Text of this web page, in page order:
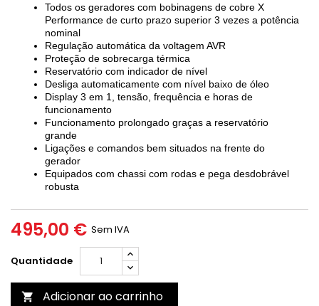
Todos os geradores com bobinagens de cobre X
Performance de curto prazo superior 3 vezes a potência
nominal
Regulação automática da voltagem AVR
Proteção de sobrecarga térmica
Reservatório com indicador de nível
Desliga automaticamente com nível baixo de óleo
Display 3 em 1, tensão, frequência e horas de
funcionamento
Funcionamento prolongado graças a reservatório
grande
Ligações e comandos bem situados na frente do
gerador
Equipados com chassi com rodas e pega desdobrável
robusta
495,00 € Sem IVA
Quantidade
 Adicionar ao carrinho